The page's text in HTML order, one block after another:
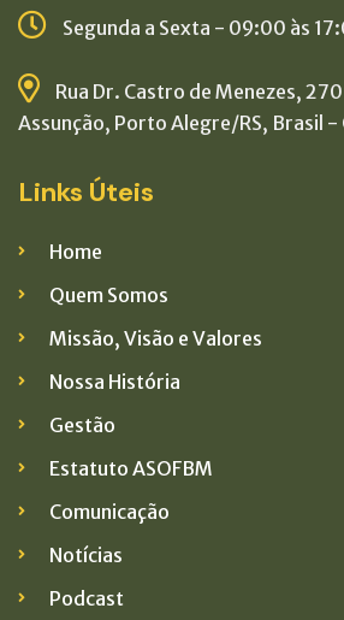
Segunda a Sexta - 09:00 às
Rua Dr. Castro de Menezes,
Assunção, Porto Alegre/RS, Brasil -
Links Úteis
Home
Quem Somos
Missão, Visão e Valores
Nossa História
Gestão
Estatuto ASOFBM
Comunicação
Notícias
Podcast